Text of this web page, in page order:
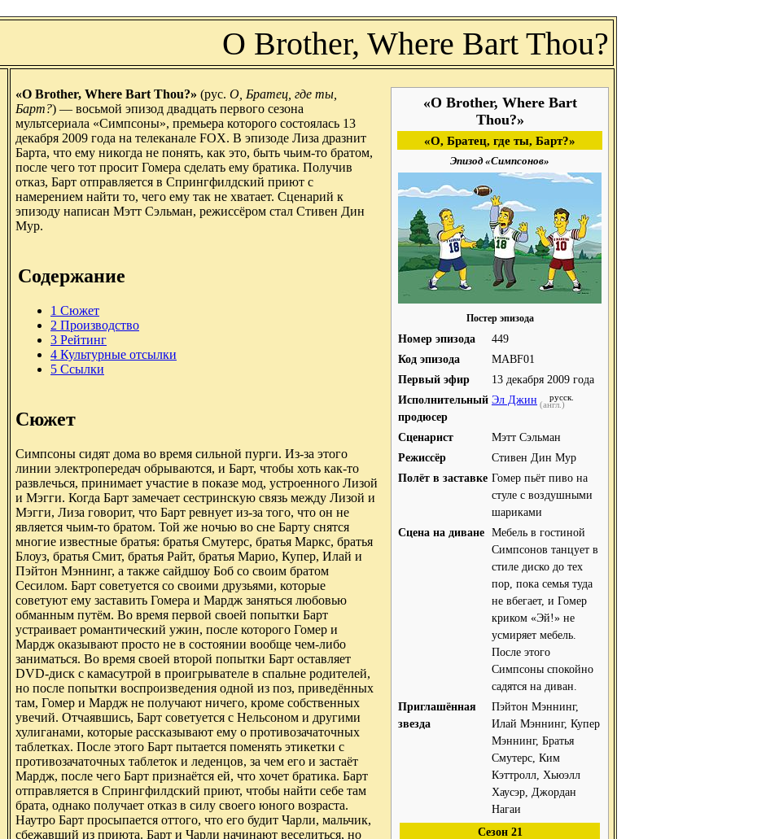
O Brother, Where Bart Thou?
«O Brother, Where Bart
Thou?»
«О, Братец, где ты, Барт?»
Эпизод «Симпсонов»
Постер эпизода
Номер эпизода
449
Код эпизода
MABF01
Первый эфир
13 декабря 2009 года
Исполнительный
продюсер
Эл Джин (англ.)
русск.
Сценарист
Мэтт Сэльман
Режиссёр
Стивен Дин Мур
Полёт в заставке Гомер пьёт пиво на
стуле с воздушными
шариками
Сцена на диване Мебель в гостиной
Симпсонов танцует в
стиле диско до тех
пор, пока семья туда
не вбегает, и Гомер
криком «Эй!» не
усмиряет мебель.
После этого
Симпсоны спокойно
садятся на диван.
Приглашённая
звезда
Пэйтон Мэннинг,
Илай Мэннинг, Купер
Мэннинг, Братья
Смутерс, Ким
Кэттролл, Хьюэлл
Хаусэр, Джордан
Нагаи
Сезон 21
«O Brother, Where Bart Thou?» (рус. О, Братец, где ты,
Барт?) — восьмой эпизод двадцать первого сезона
мультсериала «Симпсоны», премьера которого состоялась 13
декабря 2009 года на телеканале FOX. В эпизоде Лиза дразнит
Барта, что ему никогда не понять, как это, быть чьим-то братом,
после чего тот просит Гомера сделать ему братика. Получив
отказ, Барт отправляется в Спрингфилдский приют с
намерением найти то, чего ему так не хватает. Сценарий к
эпизоду написан Мэтт Сэльман, режиссёром стал Стивен Дин
Мур.
Содержание
1 Сюжет
2 Производство
3 Рейтинг
4 Культурные отсылки
5 Ссылки
Сюжет
Симпсоны сидят дома во время сильной пурги. Из-за этого
линии электропередач обрываются, и Барт, чтобы хоть как-то
развлечься, принимает участие в показе мод, устроенного Лизой
и Мэгги. Когда Барт замечает сестринскую связь между Лизой и
Мэгги, Лиза говорит, что Барт ревнует из-за того, что он не
является чьим-то братом. Той же ночью во сне Барту снятся
многие известные братья: братья Смутерс, братья Маркс, братья
Блоуз, братья Смит, братья Райт, братья Марио, Купер, Илай и
Пэйтон Мэннинг, а также сайдшоу Боб со своим братом
Сесилом. Барт советуется со своими друзьями, которые
советуют ему заставить Гомера и Мардж заняться любовью
обманным путём. Во время первой своей попытки Барт
устраивает романтический ужин, после которого Гомер и
Мардж оказывают просто не в состоянии вообще чем-либо
заниматься. Во время своей второй попытки Барт оставляет
DVD-диск с камасутрой в проигрывателе в спальне родителей,
но после попытки воспроизведения одной из поз, приведённых
там, Гомер и Мардж не получают ничего, кроме собственных
увечий. Отчаявшись, Барт советуется с Нельсоном и другими
хулиганами, которые рассказывают ему о противозачаточных
таблетках. После этого Барт пытается поменять этикетки с
противозачаточных таблеток и леденцов, за чем его и застаёт
Мардж, после чего Барт признаётся ей, что хочет братика. Барт
отправляется в Спрингфилдский приют, чтобы найти себе там
брата, однако получает отказ в силу своего юного возраста.
Наутро Барт просыпается оттого, что его будит Чарли, мальчик,
сбежавший из приюта. Барт и Чарли начинают веселиться, но